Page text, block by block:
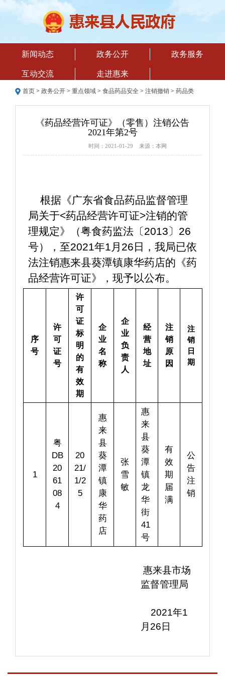
新闻动态 政务公开 政务服务
互动交流 走进惠来
首页 > 政务公开 > 重点领域 > 食品药品安全 > 注销撤销 > 药品类
《药品经营许可证》（零售）注销公告
2021年第2号
时间：2021-01-29 来源：本网
根据《广东省食品药品监督管理
局关于<药品经营许可证>注销的管
理规定》（粤食药监法〔2013〕26
号），至2021年1月26日，我局已依
法注销惠来县葵潭镇康华药店的《药
品经营许可证》，现予以公布。
序
号
许
可
证
号
许
可
证
标
明
的
有
效
期
企
业
名
称
企
业
负
责
人
经
营
地
址
注
销
原
因
注
销
日
期
1
粤
DB
20
61
08
4
20
21/
1/2
5
惠
来
县
葵
潭
镇
康
华
药
店
张
雪
敏
惠
来
县
葵
潭
镇
龙
华
街
41
号
有
效
期
届
满
公
告
注
销
惠来县市场
监督管理局
2021年1
月26日